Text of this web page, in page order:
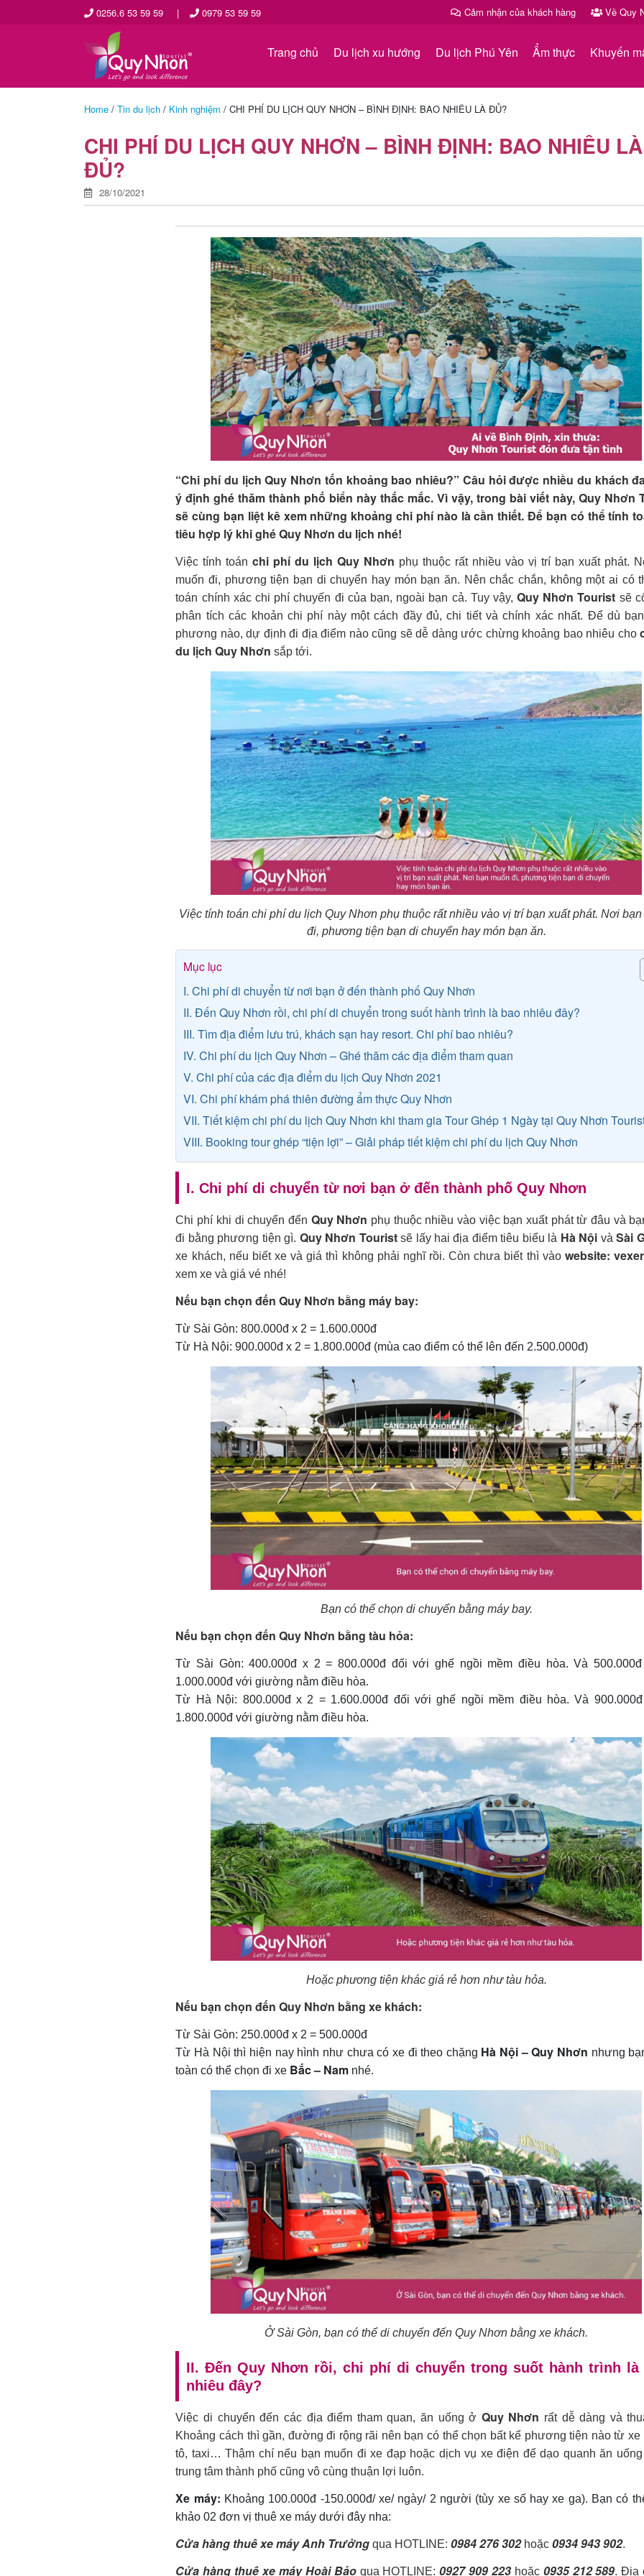
0256.6 53 59 59 | 0979 53 59 59 Cảm nhận của khách hàng Về Quy
Trang chủ Du lịch xu hướng Du lịch Phú Yên Ẩm thực Khuyến
Home / Tin du lịch / Kinh nghiệm / CHI PHÍ DU LỊCH QUY NHƠN – BÌNH ĐỊNH: BAO NHIÊU LÀ ĐỦ?
CHI PHÍ DU LỊCH QUY NHƠN – BÌNH ĐỊNH: BAO NHIÊU LÀ
ĐỦ?
28/10/2021
“Chi phí du lịch Quy Nhơn tốn khoảng bao nhiêu?” Câu hỏi được nhiều du khách
ý định ghé thăm thành phố biển này thắc mắc. Vì vậy, trong bài viết này, Quy Nhơn
sẽ cùng bạn liệt kê xem những khoảng chi phí nào là cần thiết. Để bạn có thể tính
tiêu hợp lý khi ghé Quy Nhơn du lịch nhé!
Việc tính toánchi phí du lịch Quy Nhơn phụ thuộc rất nhiều vào vị trí bạn xuất phát.
muốn đi, phương tiện bạn di chuyển hay món bạn ăn. Nên chắc chắn, không một ai có
toán chính xác chi phí chuyến đi của bạn, ngoài bạn cả. Tuy vậy,Quy Nhơn Tourist sẽ
phân tích các khoản chi phí này một cách đầy đủ, chi tiết và chính xác nhất. Để dù
phương nào, dự định đi địa điểm nào cũng sẽ dễ dàng ước chừng khoảng bao nhiêu cho
du lịch Quy Nhơn sắp tới.
Việc tính toán chi phí du lịch Quy Nhơn phụ thuộc rất nhiều vào vị trí bạn xuất phát. Nơi
đi, phương tiện bạn di chuyển hay món bạn ăn.
Mục lục
I. Chi phí di chuyển từ nơi bạn ở đến thành phố Quy Nhơn
II. Đến Quy Nhơn rồi, chi phí di chuyển trong suốt hành trình là bao nhiêu đây?
III. Tìm địa điểm lưu trú, khách sạn hay resort. Chi phí bao nhiêu?
IV. Chi phí du lịch Quy Nhơn – Ghé thăm các địa điểm tham quan
V. Chi phí của các địa điểm du lịch Quy Nhơn 2021
VI. Chi phí khám phá thiên đường ẩm thực Quy Nhơn
VII. Tiết kiệm chi phí du lịch Quy Nhơn khi tham gia Tour Ghép 1 Ngày tại Quy Nhơn
VIII. Booking tour ghép “tiện lợi” – Giải pháp tiết kiệm chi phí du lịch Quy Nhơn
I. Chi phí di chuyển từ nơi bạn ở đến thành phố Quy Nhơn
Chi phí khi di chuyển đến Quy Nhơn phụ thuộc nhiều vào việc bạn xuất phát từ đâu và
đi bằng phương tiện gì. Quy Nhơn Touristsẽ lấy hai địa điểm tiêu biểu là Hà Nội vàSài
xe khách, nếu biết xe và giá thì không phải nghĩ rồi. Còn chưa biết thì vào website:
xem xe và giá vé nhé!
Nếu bạn chọn đến Quy Nhơn bằng máy bay:
Từ Sài Gòn: 800.000đ x 2 = 1.600.000đ
Từ Hà Nội: 900.000đ x 2 = 1.800.000đ (mùa cao điểm có thể lên đến 2.500.000đ)
Bạn có thể chọn di chuyển bằng máy bay.
Nếu bạn chọn đến Quy Nhơn bằng tàu hỏa:
Từ Sài Gòn: 400.000đ x 2 = 800.000đ đối với ghế ngồi mềm điều hòa. Và
1.000.000đ với giường nằm điều hòa.
Từ Hà Nội: 800.000đ x 2 = 1.600.000đ đối với ghế ngồi mềm điều hòa. Và
1.800.000đ với giường nằm điều hòa.
Hoặc phương tiện khác giá rẻ hơn như tàu hỏa.
Nếu bạn chọn đến Quy Nhơn bằng xe khách:
Từ Sài Gòn: 250.000đ x 2 = 500.000đ
Từ Hà Nội thì hiện nay hình như chưa có xe đi theo chặng Hà Nội – Quy Nhơn nhưng
toàn có thể chọn đi xe Bắc – Nam nhé.
Ở Sài Gòn, bạn có thể di chuyển đến Quy Nhơn bằng xe khách.
II. Đến Quy Nhơn rồi, chi phí di chuyển trong suốt hành trình là
nhiêu đây?
Việc di chuyển đến các địa điểm tham quan, ăn uống ở Quy Nhơn rất dễ dàng và
Khoảng cách thì gần, đường đi rộng rãi nên bạn có thể chọn bất kể phương tiện nào từ xe
tô, taxi… Thậm chí nếu bạn muốn đi xe đạp hoặc dịch vụ xe điện để dạo quanh ăn
trung tâm thành phố cũng vô cùng thuận lợi luôn.
Xe máy: Khoảng 100.000đ -150.000đ/ xe/ ngày/ 2 người (tùy xe số hay xe ga). Bạn có
khảo 02 đơn vị thuê xe máy dưới đây nha:
Cửa hàng thuê xe máy Anh Trưởng qua HOTLINE:0984 276 302 hoặc0934 943 902.
Cửa hàng thuê xe máy Hoài Bảoqua HOTLINE:0927 909 223hoặc 0935 212 589. Địa